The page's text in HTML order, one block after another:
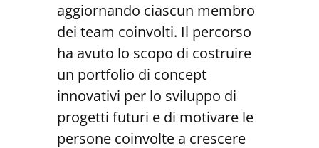
aggiornando ciascun membro
dei team coinvolti. Il percorso
ha avuto lo scopo di costruire
un portfolio di concept
innovativi per lo sviluppo di
progetti futuri e di motivare le
persone coinvolte a crescere